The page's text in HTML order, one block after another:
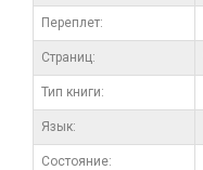
Переплет:
Cтраниц:
Тип книги:
Язык:
Состояние: